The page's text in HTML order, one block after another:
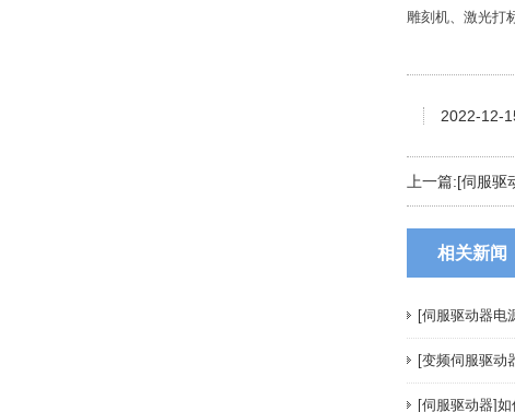
雕刻机、激光打
2022-12-
上一篇:[伺服驱
相关新闻
[伺服驱动器电
[变频伺服驱动
[伺服驱动器]